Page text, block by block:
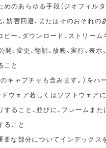
のあらゆる手段（ジオフィル
、妨害回避、またはそのおそれ
ー、ダウンロード、ストリーム
開、変更、翻訳、放映、実行、表
こと
キャプチャも含みます。）を
ドウェア若しくはソフトウェア
ること、並びに、フレームま
ること
な部分についてインデックス